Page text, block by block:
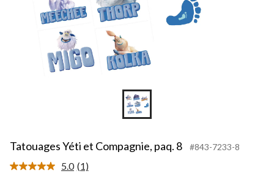
Tatouages Yéti et Compagnie, paq. 8 #843-7233-8
5.0 Lire
(1)